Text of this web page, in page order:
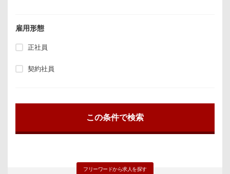
雇用形態
正社員
契約社員
フリーワードから求人を探す